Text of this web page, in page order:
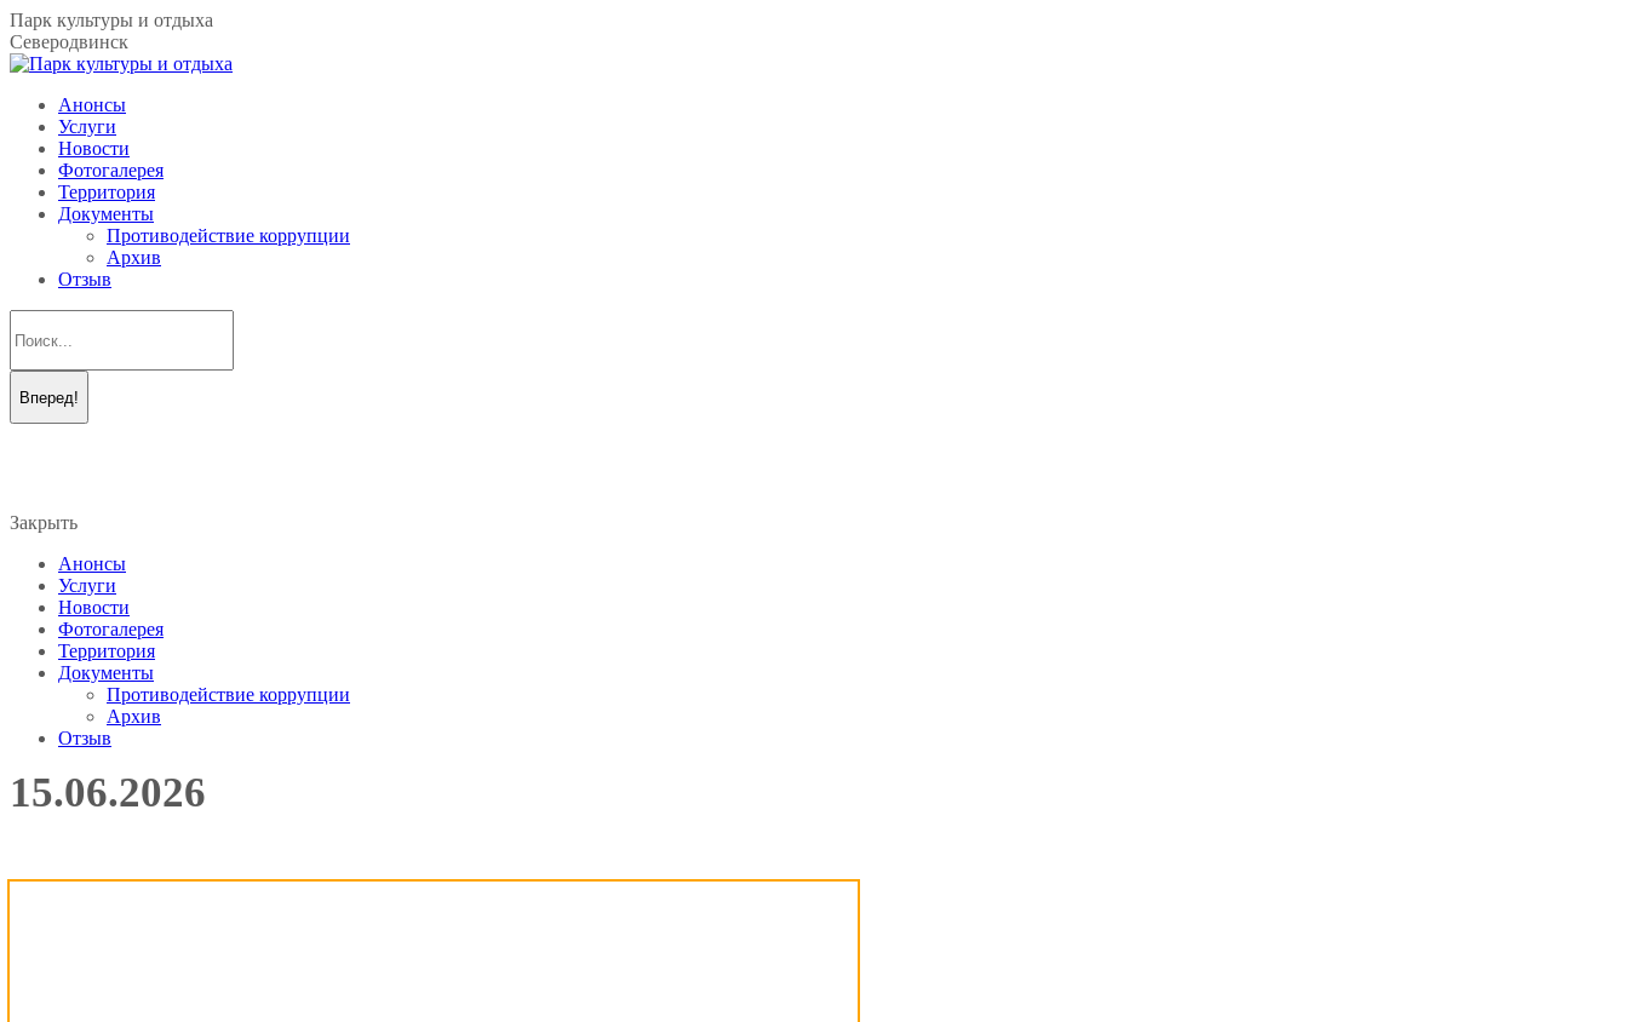
Перейти
к
содержанию
Парк культуры и отдыха
Северодвинск
Анонсы
Услуги
Новости
Фотогалерея
Территория
Документы
Противодействие коррупции
Архив
Отзыв
new
new
Закрыть
Анонсы
Услуги
Новости
Фотогалерея
Территория
Документы
Противодействие коррупции
Архив
Отзыв
15.06.2026